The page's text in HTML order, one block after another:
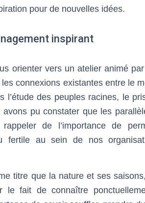
pour de nouvelles idées.
inspirant
orienter vers un atelier animé
connexions existantes entre le
l’étude des peuples racines, le
pu constater que les
de l’importance de
fertile au sein de nos
titre que la nature et ses
le fait de connaître